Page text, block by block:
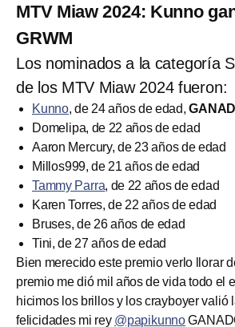
MTV Miaw 2024: Kunno
GRWM
Los nominados a la categoría
de los MTV Miaw 2024 fueron:
Kunno, de 24 años de edad,
Domelipa, de 22 años de edad
Aaron Mercury, de 23 años de edad
Millos999, de 21 años de edad
Tammy Parra, de 22 años de edad
Karen Torres, de 22 años de edad
Bruses, de 26 años de edad
Tini, de 27 años de edad
Bien merecido este premio verlo llorar
premio me dió mil años de vida todo el
hicimos los brillos y los crayboyer valió
felicidades mi rey @papikunno